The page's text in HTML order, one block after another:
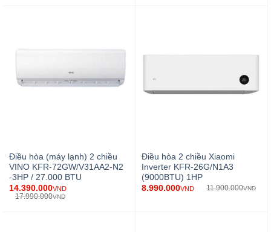
Điều hòa (máy lạnh) 2 chiều
VINO KFR-72GW/V31AA2-N2
-3HP / 27.000 BTU
14.390.000VND
17.990.000VND
Điều hòa 2 chiều Xiaomi
Inverter KFR-26G/N1A3
(9000BTU) 1HP
8.990.000VND 11.900.000VND